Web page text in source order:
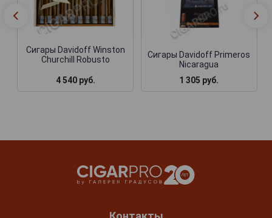
Сигары Davidoff Winston
Churchill Robusto
4 540 руб.
Сигары Davidoff Primeros
Nicaragua
1 305 руб.